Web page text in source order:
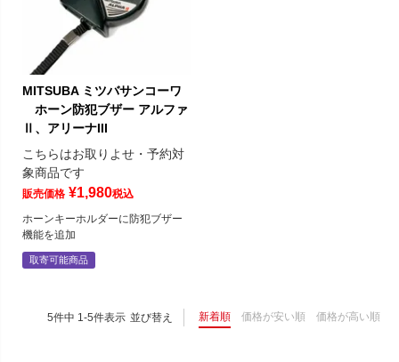
MITSUBA ミツバサンコーワ
ホーン防犯ブザー アルファ
Ⅱ、アリーナIII
こちらはお取りよせ・予約対
象商品です
販売価格 ¥1,980税込
ホーンキーホルダーに防犯ブザー
機能を追加
取寄可能商品
並び替え 新着順 価格が安い順 価格が高い順
5件中 1-5件表示